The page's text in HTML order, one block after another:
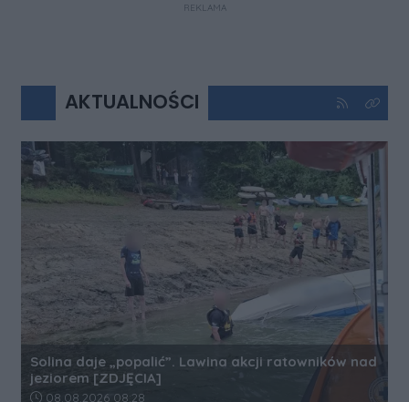
REKLAMA
AKTUALNOŚCI Kliknij aby
Kliknij
Solina daje „popalić”. Lawina akcji ratowników nad
jeziorem [ZDJĘCIA]
Data dodania artykułu:
08.08.2026 08:28